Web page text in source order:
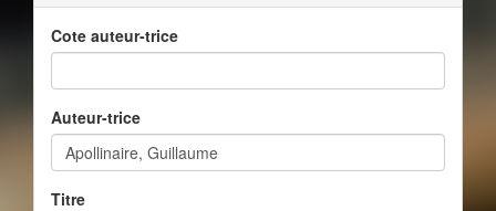
Cote auteur-trice
Auteur-trice
Titre